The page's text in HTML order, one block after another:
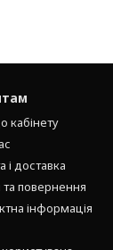
кабінету
і доставка
повернення
інформація